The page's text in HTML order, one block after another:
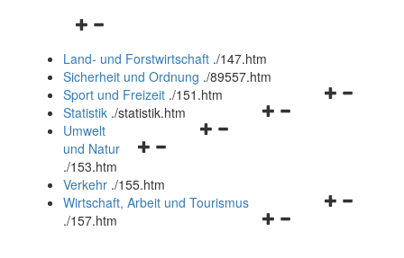
Navigationsmenü
und
schließen
Land- und Forstwirtschaft ./147.htm
Sicherheit und Ordnung ./89557.htm
Navigationsmenü
Sport und Freizeit ./151.htm
Navigationsmenü
Statistik ./statistik.htm
Navigationsmenü
und
schließen
Umwelt
und Natur
./153.htm
Verkehr ./155.htm
Navigationsmenü
Wirtschaft, Arbeit und Tourismus
./157.htm